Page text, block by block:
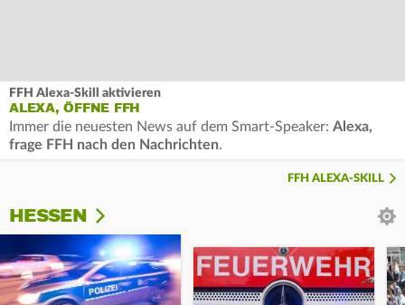
FFH Alexa-Skill aktivieren
ALEXA, ÖFFNE FFH
Immer die neuesten News auf dem Smart-Speaker: Alexa,
frage FFH nach den Nachrichten.
FFH ALEXA-SKILL
HESSEN